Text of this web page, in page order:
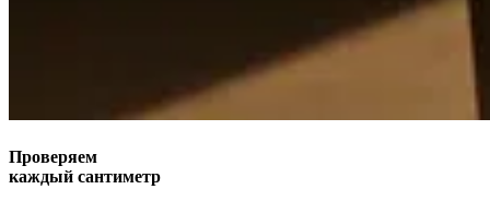
Проверяем
каждый сантиметр